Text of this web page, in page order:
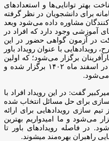
بهتر توانایی‌ها و استعداد‌های
برای دانشجویان در نظر گرفته
مشاوره داده می‌شود وبعد
۱۲ عنوان دوره‌های آموزشی وجود دارد که افراد در
در آزمون گواهی حضور در این
رویداد‌هایی با عنوان رویداد باور
برگزار می‌شود؛ که اولین
رویداد از این سری رویداد‌های باور در اسفند ماه ۱۴۰۲ برگزار شده و
می‌شود.
گفت: در این رویداد افراد با
برای حل مسائل انتخاب شده
سازی رویداد‌هایی برای ارائه
می‌شود و ما امیدواریم بهترین
در فاصله رویداد‌های باور تا
راهبران بهره‌مند میشوند.